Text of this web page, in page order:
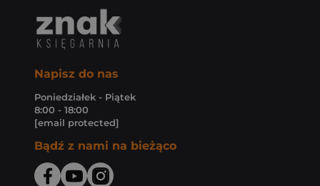
Napisz do nas
Poniedziałek - Piątek
8:00 - 18:00
[email protected]
Bądź z nami na bieżąco